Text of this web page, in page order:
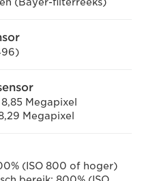
Megapixel
Megapixel
(ISO 800 of hoger)